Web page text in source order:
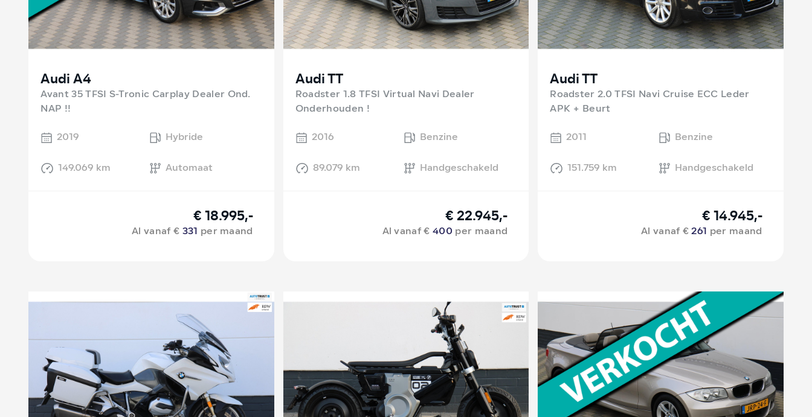
Audi A4
Avant 35 TFSI S-Tronic Carplay Dealer Ond.
NAP !!
2019
Hybride
149.069 km Automaat
€ 18.995,-
Al vanaf € 331 per maand
Audi TT
Roadster 1.8 TFSI Virtual Navi Dealer
Onderhouden !
2016
Benzine
89.079 km Handgeschakeld
€ 22.945,-
Al vanaf €400 per maand
Audi TT
Roadster 2.0 TFSI Navi Cruise ECC Leder
APK + Beurt
2011
Benzine
151.759 km Handgeschakeld
€ 14.945,-
Al vanaf €261 per maand